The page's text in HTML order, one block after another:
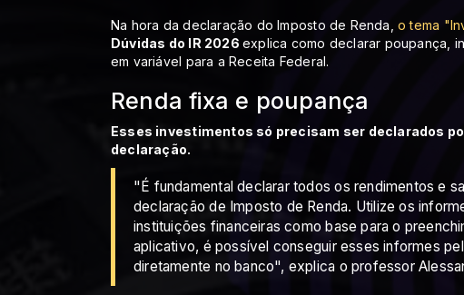
Na hora da declaração do Imposto de Renda,o tema
Dúvidas do IR 2026 explica como declarar poupança,
em variável para a Receita Federal.
Renda fixa e poupança
Esses investimentos só precisam ser declarados
declaração.
"É fundamental declarar todos os rendimentos e
declaração de Imposto de Renda. Utilize os
instituições financeiras como base para o
aplicativo, é possível conseguir esses informes
diretamente no banco", explica o professor